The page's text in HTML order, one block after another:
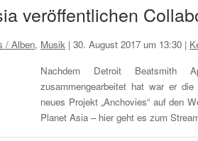
veröffentlichen
/ Alben, Musik |30. August 2017 um 13:30 |
Nachdem Detroit Beatsmith
zusammengearbeitet hat war er
neues Projekt „Anchovies“ auf den
Planet Asia – hier geht es zum